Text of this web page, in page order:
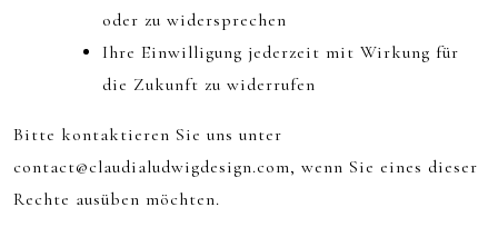
oder zu widersprechen
Ihre Einwilligung jederzeit mit Wirkung für
die Zukunft zu widerrufen
Bitte kontaktieren Sie uns unter
contact@claudialudwigdesign.com, wenn Sie eines dieser
Rechte ausüben möchten.